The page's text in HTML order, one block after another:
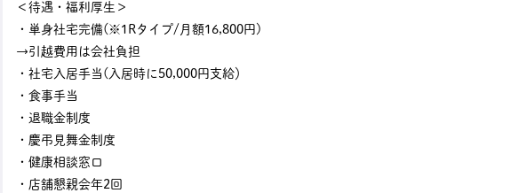
＜待遇・福利厚生＞
・単身社宅完備(※1Rタイプ/月額16,800円)
→引越費用は会社負担
・社宅入居手当(入居時に50,000円支給）
・食事手当
・退職金制度
・慶弔見舞金制度
・健康相談窓口
・店舗懇親会年2回